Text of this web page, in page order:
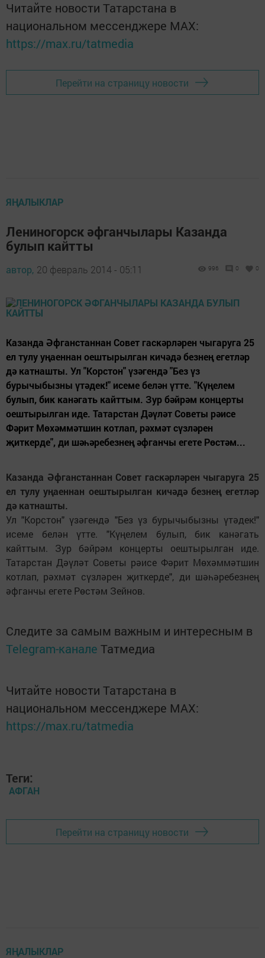
Читайте новости Татарстана в
национальном мессенджере MАХ:
https://max.ru/tatmedia
Перейти на страницу новости
ЯҢАЛЫКЛАР
Лениногорск әфганчылары Казанда
булып кайтты
автор, 20 февраль 2014 - 05:11 996 0 0
Казанда Әфганстаннан Совет гаскәрләрен чыгаруга 25
ел тулу уңаеннан оештырылган кичәдә безнең егетләр
дә катнашты. Ул "Корстон" үзәгендә "Без үз
бурычыбызны үтәдек!" исеме белән үтте. "Күңелем
булып, бик канәгать кайттым. Зур бәйрәм концерты
оештырылган иде. Татарстан Дәүләт Советы рәисе
Фәрит Мөхәммәтшин котлап, рәхмәт сүзләрен
җиткерде", ди шәһәребезнең әфганчы егете Рөстәм...
Казанда Әфганстаннан Совет гаскәрләрен чыгаруга 25
ел тулу уңаеннан оештырылган кичәдә безнең егетләр
дә катнашты.
Ул "Корстон" үзәгендә "Без үз бурычыбызны үтәдек!"
исеме белән үтте. "Күңелем булып, бик канәгать
кайттым. Зур бәйрәм концерты оештырылган иде.
Татарстан Дәүләт Советы рәисе Фәрит Мөхәммәтшин
котлап, рәхмәт сүзләрен җиткерде", ди шәһәребезнең
әфганчы егете Рөстәм Зейнов.
Следите за самым важным и интересным в
Telegram-канале Татмедиа
Читайте новости Татарстана в
национальном мессенджере MАХ:
https://max.ru/tatmedia
Теги:
АФГАН
Перейти на страницу новости
ЯҢАЛЫКЛАР